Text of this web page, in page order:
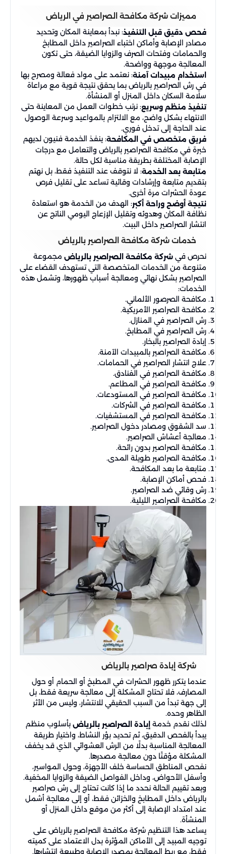
مميزات شركة مكافحة الصراصير في الرياض
فحص دقيق قبل التنفيذ: نبدأ بمعاينة المكان وتحديد
مصادر الإصابة وأماكن اختباء الصراصير داخل المطابخ
والحمامات وفتحات الصرف والزوايا الضيقة، حتى تكون
المعالجة موجهة وواضحة.
استخدام مبيدات آمنة: نعتمد على مواد فعالة ومصرح بها
في رش الصراصير بالرياض بما يحقق نتيجة قوية مع مراعاة
سلامة السكان داخل المنزل أو المنشأة.
تنفيذ منظم وسريع: نرتب خطوات العمل من المعاينة حتى
الانتهاء بشكل واضح، مع الالتزام بالمواعيد وسرعة الوصول
عند الحاجة إلى تدخل فوري.
فريق متخصص في المكافحة: ينفذ الخدمة فنيون لديهم
خبرة في مكافحة الصراصير بالرياض والتعامل مع درجات
الإصابة المختلفة بطريقة مناسبة لكل حالة.
متابعة بعد الخدمة: لا نتوقف عند التنفيذ فقط، بل نهتم
بتقديم متابعة وإرشادات وقائية تساعد على تقليل فرص
عودة الحشرات مرة أخرى.
نتيجة أوضح وراحة أكبر: الهدف من الخدمة هو استعادة
نظافة المكان وهدوئه وتقليل الإزعاج اليومي الناتج عن
انتشار الصراصير داخل البيت.
خدمات شركة مكافحة الصراصير بالرياض
نحرص في شركة مكافحة الصراصير بالرياض مجموعة
متنوعة من الخدمات المتخصصة التي تستهدف القضاء على
الصراصير بشكل نهائي ومعالجة أسباب ظهورها، وتشمل هذه
الخدمات:
مكافحة الصرصور الألماني.
مكافحة الصراصير الأمريكية.
رش الصراصير في المنازل.
رش الصراصير في المطابخ.
إبادة الصراصير بالبخار.
مكافحة الصراصير بالمبيدات الآمنة.
علاج انتشار الصراصير في الحمامات.
مكافحة الصراصير في الفنادق.
مكافحة الصراصير في المطاعم.
مكافحة الصراصير في المستودعات.
مكافحة الصراصير في الشركات.
مكافحة الصراصير في المستشفيات.
سد الشقوق ومصادر دخول الصراصير.
معالجة أعشاش الصراصير.
مكافحة الصراصير بدون رائحة.
مكافحة الصراصير طويلة المدى.
متابعة ما بعد المكافحة.
فحص أماكن الإصابة.
رش وقائي ضد الصراصير.
مكافحة الصراصير الليلية.
شركة إبادة صراصير بالرياض
عندما يتكرر ظهور الحشرات في المطبخ أو الحمام أو حول
المصارف، فلا تحتاج المشكلة إلى معالجة سريعة فقط، بل
إلى جهة تبدأ من السبب الحقيقي للانتشار، وليس من الأثر
الظاهر وحده.
لذلك نقدم خدمة إبادة الصراصير بالرياض بأسلوب منظم
يبدأ بالفحص الدقيق، ثم تحديد بؤر النشاط، واختيار طريقة
المعالجة المناسبة بدلًا من الرش العشوائي الذي قد يخفف
المشكلة مؤقتًا دون معالجة مصدرها.
نفحص المناطق الحساسة خلف الأجهزة، وحول المواسير،
وأسفل الأحواض، وداخل الفواصل الضيقة والزوايا المخفية.
وبعد تقييم الحالة نحدد ما إذا كانت تحتاج إلى رش صراصير
بالرياض داخل المطابخ والخزائن فقط، أو إلى معالجة أشمل
عند امتداد الإصابة إلى أكثر من موقع داخل المنزل أو
المنشأة.
يساعد هذا التنظيم شركة مكافحة الصراصير بالرياض على
توجيه المبيد إلى الأماكن المؤثرة بدل الاعتماد على كميته
فقط، مع ربط المعالجة بمصدر الإصابة وطبيعة انتشارها.